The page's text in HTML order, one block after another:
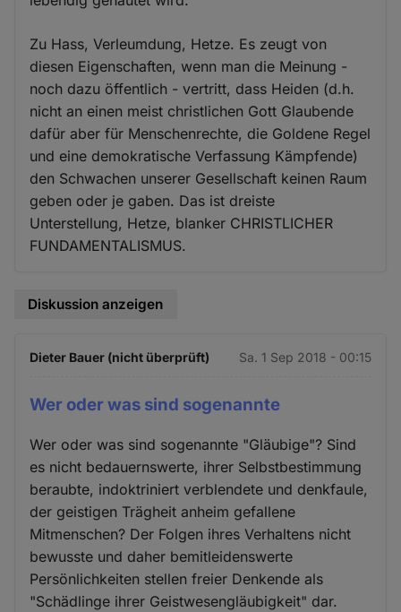
Zu Hass, Verleumdung, Hetze. Es zeugt von
diesen Eigenschaften, wenn man die Meinung -
noch dazu öffentlich - vertritt, dass Heiden (d.h.
nicht an einen meist christlichen Gott Glaubende
dafür aber für Menschenrechte, die Goldene Regel
und eine demokratische Verfassung Kämpfende)
den Schwachen unserer Gesellschaft keinen Raum
geben oder je gaben. Das ist dreiste
Unterstellung, Hetze, blanker CHRISTLICHER
FUNDAMENTALISMUS.
Diskussion anzeigen
Dieter Bauer (nicht überprüft) Sa. 1 Sep 2018 - 00:15
Wer oder was sind sogenannte
Wer oder was sind sogenannte "Gläubige"? Sind
es nicht bedauernswerte, ihrer Selbstbestimmung
beraubte, indoktriniert verblendete und denkfaule,
der geistigen Trägheit anheim gefallene
Mitmenschen? Der Folgen ihres Verhaltens nicht
bewusste und daher bemitleidenswerte
Persönlichkeiten stellen freier Denkende als
"Schädlinge ihrer Geistwesengläubigkeit" dar.